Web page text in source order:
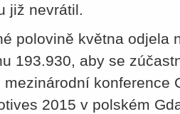
již nevrátil.
polovině května odjela
193.930, aby se
mezinárodní konference
2015 v polském